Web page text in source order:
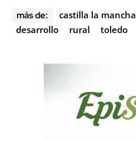
más de: castilla la mancha
desarrollo
rural toledo